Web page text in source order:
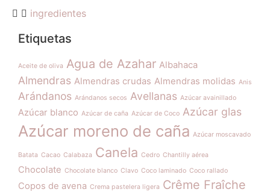
ingredientes
Etiquetas
Aceite de oliva Agua de Azahar Albahaca
Almendras Almendras crudas Almendras molidas Anis
Arándanos Arándanos secos Avellanas Azúcar avainillado
Azúcar blanco Azúcar de caña Azúcar de Coco Azúcar glas
Azúcar moreno de caña Azúcar moscavado
Batata Cacao Calabaza Canela Cedro Chantilly aérea
Chocolate Chocolate blanco Clavo Coco laminado Coco rallado
Copos de avena Crema pastelera ligera Crême Fraîche